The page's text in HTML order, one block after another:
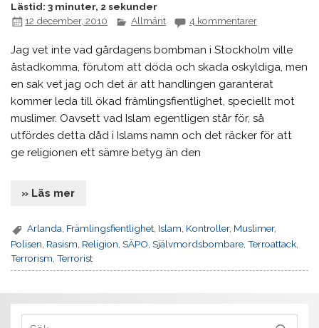
Lästid: 3 minuter, 2 sekunder
12 december, 2010
Allmänt 4 kommentarer
Jag vet inte vad gårdagens bombman i Stockholm ville
åstadkomma, förutom att döda och skada oskyldiga, men
en sak vet jag och det är att handlingen garanterat
kommer leda till ökad främlingsfientlighet, speciellt mot
muslimer. Oavsett vad Islam egentligen står för, så
utfördes detta dåd i Islams namn och det räcker för att
ge religionen ett sämre betyg än den
» Läs mer
Arlanda, Främlingsfientlighet, Islam, Kontroller, Muslimer,
Polisen Rasism Religion ,SÄPO ,Självmordsbombare ,Terroattack
Terrorism ,Terrorist